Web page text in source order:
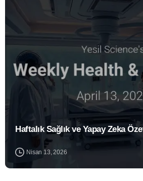
Haftalık Sağlık ve Yapay Zeka
Nisan 13, 2026